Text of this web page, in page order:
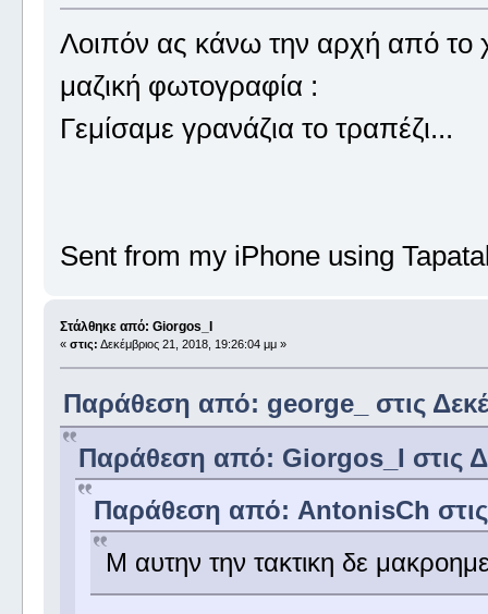
Λοιπόν ας κάνω την αρχή από το
μαζική φωτογραφία :
Γεμίσαμε γρανάζια το τραπέζι...
Sent from my iPhone using
Στάλθηκε από: Giorgos_I
« στις: Δεκέμβριος 21, 2018, 19:26:04 μμ »
Παράθεση από: george_ στις
Παράθεση από: Giorgos_I στις
Παράθεση από: AntonisCh
Μ αυτην την τακτικη δε